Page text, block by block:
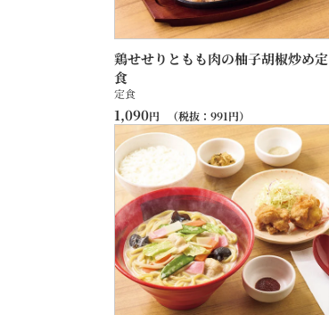
鶏せせりともも肉の柚子胡椒炒め定
食
定食
1,090円 （税抜： 991円）